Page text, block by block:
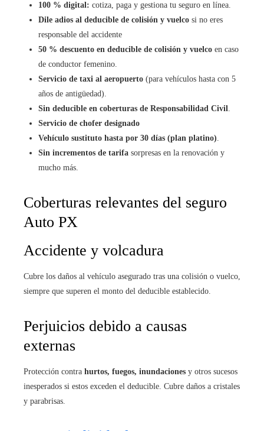
100 % digital: cotiza, paga y gestiona tu seguro en línea.
Dile adios al deducible de colisión y vuelco si no eres
responsable del accidente
50 % descuento en deducible de colisión y vuelco en caso
de conductor femenino.
Servicio de taxi al aeropuerto (para vehículos hasta con 5
años de antigüedad).
Sin deducible en coberturas de Responsabilidad Civil.
Servicio de chofer designado
Vehículo sustituto hasta por 30 días (plan platino).
Sin incrementos de tarifa sorpresas en la renovación y
mucho más.
Coberturas relevantes del seguro
Auto PX
Accidente y volcadura
Cubre los daños al vehículo asegurado tras una colisión o vuelco,
siempre que superen el monto del deducible establecido.
Perjuicios debido a causas
externas
Protección contra hurtos, fuegos, inundaciones y otros sucesos
inesperados si estos exceden el deducible. Cubre daños a cristales
y parabrisas.